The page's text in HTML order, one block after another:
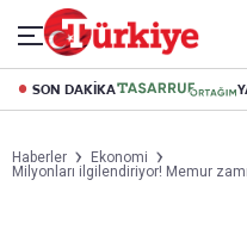
SON DAKİKA
Haberler
Ekonomi
Milyonları ilgilendiriyor! Memur